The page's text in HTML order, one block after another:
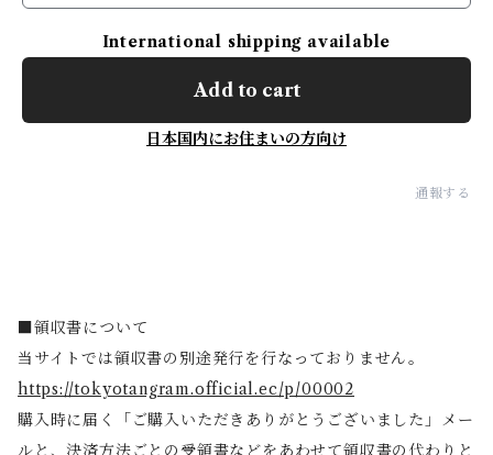
International shipping available
Add to cart
日本国内にお住まいの方向け
通報する
■領収書について
当サイトでは領収書の別途発行を行なっておりません。
https://tokyotangram.official.ec/p/00002
購入時に届く「ご購入いただきありがとうございました」メー
ルと、決済方法ごとの受領書などをあわせて領収書の代わりと